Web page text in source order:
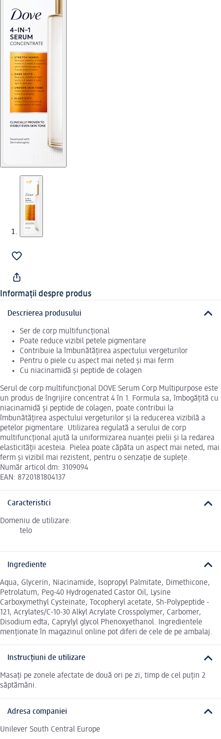
Informații despre produs
Descrierea produsului
Ser de corp multifuncțional
Poate reduce vizibil petele pigmentare
Contribuie la îmbunătățirea aspectului vergeturilor
Pentru o piele cu aspect mai neted și mai ferm
Cu niacinamidă și peptide de colagen
Serul de corp multifuncțional DOVE Serum Corp Multipurpose este
un produs de îngrijire concentrat 4 în 1. Formula sa, îmbogățită cu
niacinamidă și peptide de colagen, poate contribui la
îmbunătățirea aspectului vergeturilor și la reducerea vizibilă a
petelor pigmentare. Utilizarea regulată a serului de corp
multifuncțional ajută la uniformizarea nuanței pielii și la redarea
elasticității acesteia. Pielea poate căpăta un aspect mai neted, mai
ferm și vizibil mai rezistent, pentru o senzație de suplețe.
Număr articol dm: 3109094
EAN: 8720181804137
Caracteristici
Domeniu de utilizare:
telo
Ingrediente
Aqua, Glycerin, Niacinamide, Isopropyl Palmitate, Dimethicone,
Petrolatum, Peg-40 Hydrogenated Castor Oil, Lysine
Carboxymethyl Cysteinate, Tocopheryl acetate, Sh-Polypeptide -
121, Acrylates/C-10-30 Alkyl Acrylate Crosspolymer, Carbomer,
Disodium edta, Caprylyl glycol Phenoxyethanol. Ingredientele
menționate în magazinul online pot diferi de cele de pe ambalaj.
Instrucțiuni de utilizare
Masați pe zonele afectate de două ori pe zi, timp de cel puțin 2
săptămâni.
Adresa companiei
Unilever South Central Europe